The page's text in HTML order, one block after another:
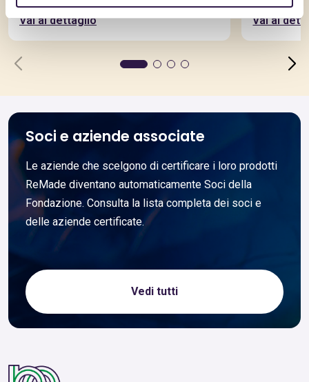
Vai al dettaglio Vai al
Soci e aziende associate
Le aziende che scelgono di certificare i loro prodotti
ReMade diventano automaticamente Soci della
Fondazione. Consulta la lista completa dei soci e
delle aziende certificate.
Vedi tutti